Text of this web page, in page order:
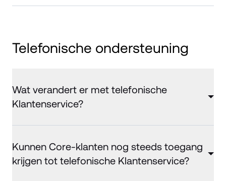
Telefonische ondersteuning
Wat verandert er met telefonische
Klantenservice?
Kunnen Core-klanten nog steeds toegang
krijgen tot telefonische Klantenservice?